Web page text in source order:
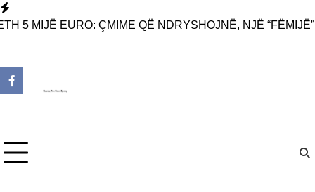
Skip
to
EURO: ÇMIME QË NDRYSHOJNË, NJË “FËMIJË”